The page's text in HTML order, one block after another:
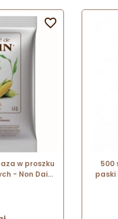
w proszku
- Non Dairy

500
paski